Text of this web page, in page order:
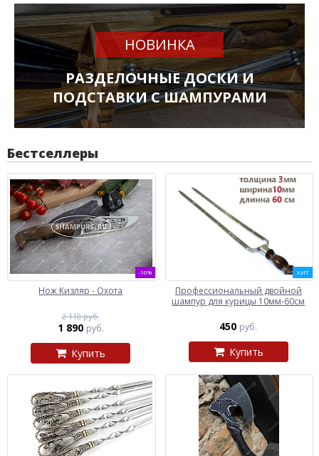
НОВИНКА
РАЗДЕЛОЧНЫЕ ДОСКИ И
ПОДСТАВКИ С ШАМПУРАМИ
Бестселлеры
-10%
Нож Кизляр - Охота
2 110 руб.
1 890 руб.
Купить
ХИТ
Профессиональный двойной
шампур для курицы 10мм-60см
450 руб.
Купить